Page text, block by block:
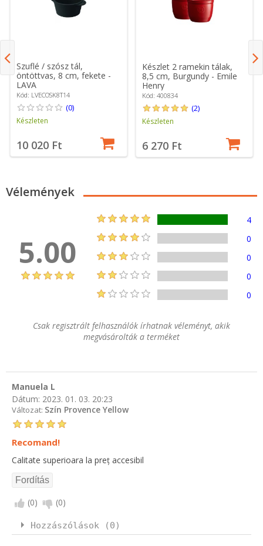
Szuflé / szósz tál,
öntöttvas, 8 cm, fekete -
LAVA
Kód: LVECOSK8T14
(0)
Készleten
10 020 Ft
Készlet 2 ramekin tálak,
8,5 cm, Burgundy - Emile
Henry
Kód: 400834
(2)
Készleten
6 270 Ft
Vélemények
5.00
4
0
0
0
0
Csak regisztrált felhasználók írhatnak véleményt, akik
megvásárolták a terméket
Manuela L
Dátum: 2023. 01. 03. 20:23
Változat: Szín Provence Yellow
Recomand!
Calitate superioara la preț accesibil
(0) (0)
Hozzászólások (0)